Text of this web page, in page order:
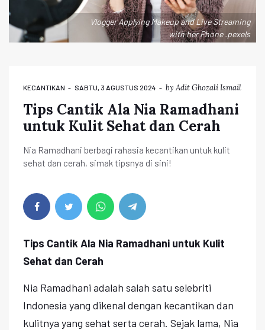
Vlogger Applying Makeup and Live Streaming
with her Phone .pexels
KECANTIKAN SABTU, 3 AGUSTUS 2024 by Adit Ghozali Ismail
Tips Cantik Ala Nia Ramadhani
untuk Kulit Sehat dan Cerah
Nia Ramadhani berbagi rahasia kecantikan untuk kulit
sehat dan cerah, simak tipsnya di sini!
Tips Cantik Ala Nia Ramadhani untuk Kulit
Sehat dan Cerah
Nia Ramadhani adalah salah satu selebriti
Indonesia yang dikenal dengan kecantikan dan
kulitnya yang sehat serta cerah. Sejak lama, Nia